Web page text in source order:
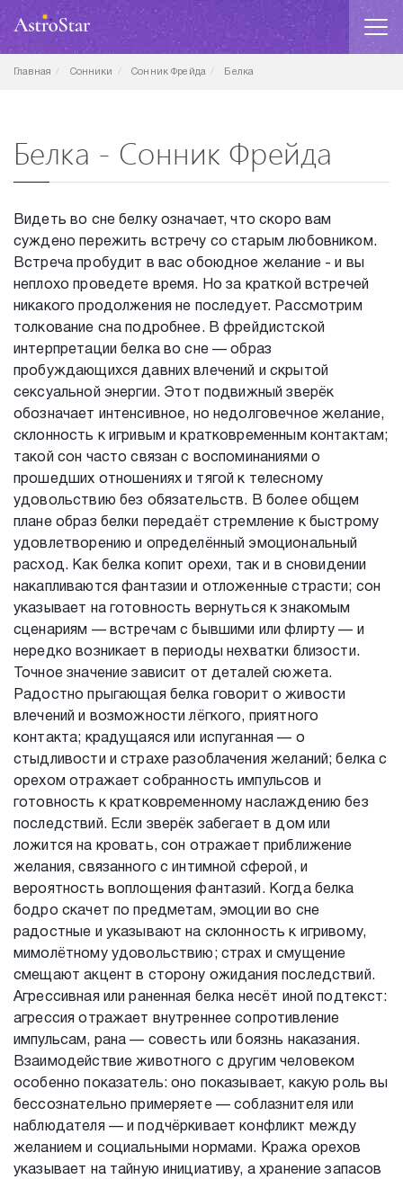
Главная Сонники Сонник Фрейда Белка
Белка - Сонник Фрейда
Видеть во сне белку означает, что скоро вам
суждено пережить встречу со старым любовником.
Встреча пробудит в вас обоюдное желание - и вы
неплохо проведете время. Но за краткой встречей
никакого продолжения не последует. Рассмотрим
толкование сна подробнее. В фрейдистской
интерпретации белка во сне — образ
пробуждающихся давних влечений и скрытой
сексуальной энергии. Этот подвижный зверёк
обозначает интенсивное, но недолговечное желание,
склонность к игривым и кратковременным контактам;
такой сон часто связан с воспоминаниями о
прошедших отношениях и тягой к телесному
удовольствию без обязательств. В более общем
плане образ белки передаёт стремление к быстрому
удовлетворению и определённый эмоциональный
расход. Как белка копит орехи, так и в сновидении
накапливаются фантазии и отложенные страсти; сон
указывает на готовность вернуться к знакомым
сценариям — встречам с бывшими или флирту — и
нередко возникает в периоды нехватки близости.
Точное значение зависит от деталей сюжета.
Радостно прыгающая белка говорит о живости
влечений и возможности лёгкого, приятного
контакта; крадущаяся или испуганная — о
стыдливости и страхе разоблачения желаний; белка с
орехом отражает собранность импульсов и
готовность к кратковременному наслаждению без
последствий. Если зверёк забегает в дом или
ложится на кровать, сон отражает приближение
желания, связанного с интимной сферой, и
вероятность воплощения фантазий. Когда белка
бодро скачет по предметам, эмоции во сне
радостные и указывают на склонность к игривому,
мимолётному удовольствию; страх и смущение
смещают акцент в сторону ожидания последствий.
Агрессивная или раненная белка несёт иной подтекст:
агрессия отражает внутреннее сопротивление
импульсам, рана — совесть или боязнь наказания.
Взаимодействие животного с другим человеком
особенно показатель: оно показывает, какую роль вы
бессознательно примеряете — соблазнителя или
наблюдателя — и подчёркивает конфликт между
желанием и социальными нормами. Кража орехов
указывает на тайную инициативу, а хранение запасов